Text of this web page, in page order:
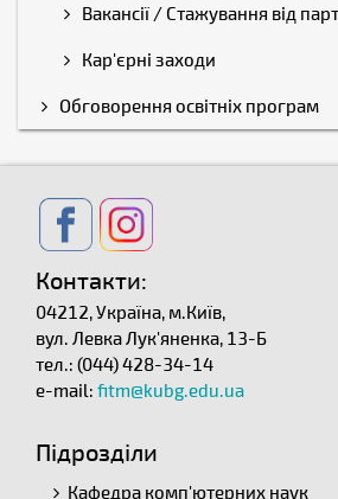
Вакансії / Стажування від
Кар'єрні заходи
Обговорення освітніх програм
Контакти:
04212, Україна, м.Київ,
вул. Левка Лук'яненка, 13-Б
тел.: (044) 428-34-14
e-mail: fitm@kubg.edu.ua
Підрозділи
Кафедра комп'ютерних наук